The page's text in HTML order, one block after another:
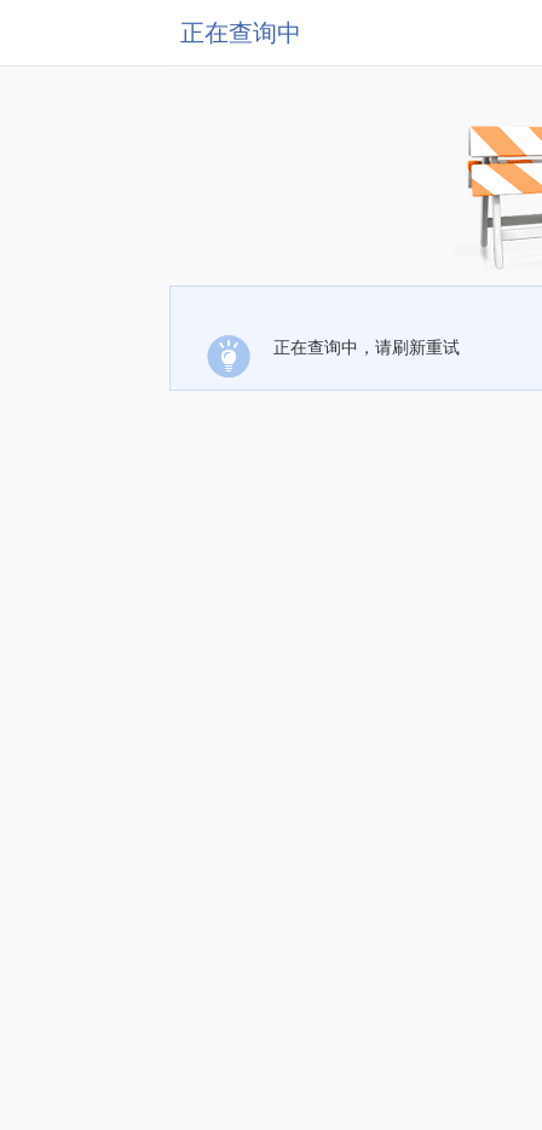
正在查询中
正在查询中，请刷新重试